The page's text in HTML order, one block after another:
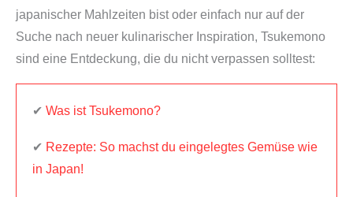
japanischer Mahlzeiten bist oder einfach nur auf der
Suche nach neuer kulinarischer Inspiration, Tsukemono
sind eine Entdeckung, die du nicht verpassen solltest:
✔ Was ist Tsukemono?
✔ Rezepte: So machst du eingelegtes Gemüse wie
in Japan!